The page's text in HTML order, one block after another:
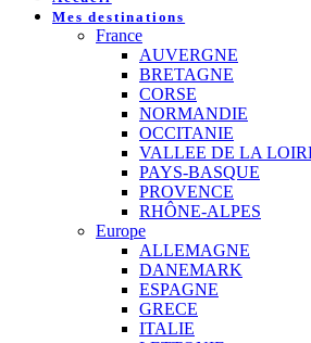
Mes destinations
France
AUVERGNE
BRETAGNE
CORSE
NORMANDIE
OCCITANIE
VALLEE DE LA
PAYS-BASQUE
PROVENCE
RHÔNE-ALPES
Europe
ALLEMAGNE
DANEMARK
ESPAGNE
GRECE
ITALIE